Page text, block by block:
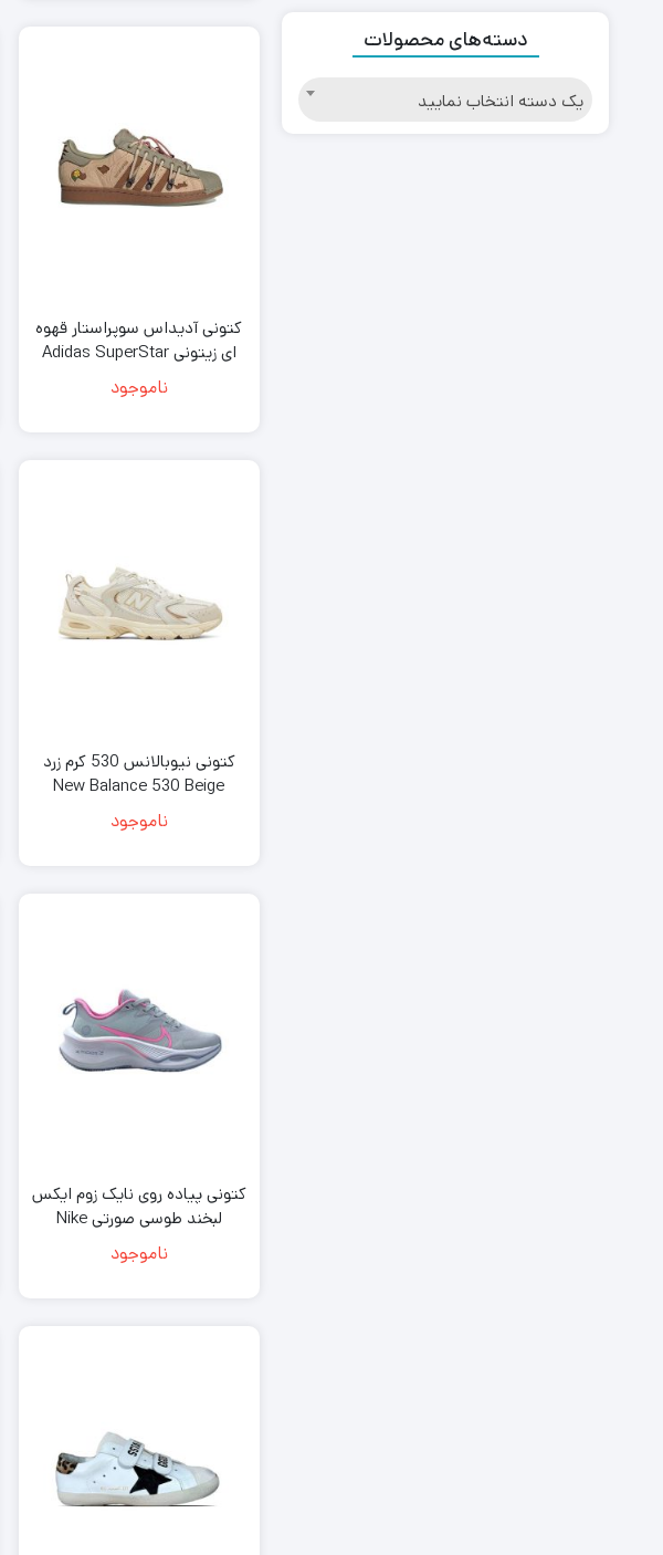
کتونی آدیداس سوپراستار قهوه
ای زیتونی Adidas SuperStar
Melting Sadness
ناموجود
کتونی نیوبالانس 530 کرم زرد
New Balance 530 Beige
Angora
ناموجود
کتونی پیاده روی نایک زوم ایکس
لبخند طوسی صورتی Nike
Running Air Zoom Smile Gray
Pink
ناموجود
دسته‌های محصولات
یک دسته انتخاب نمایید